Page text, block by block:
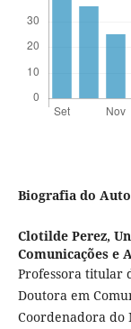
Biografia do
Clotilde Perez,
Comunicações e
Professora titular
Doutora em
Coordenadora do